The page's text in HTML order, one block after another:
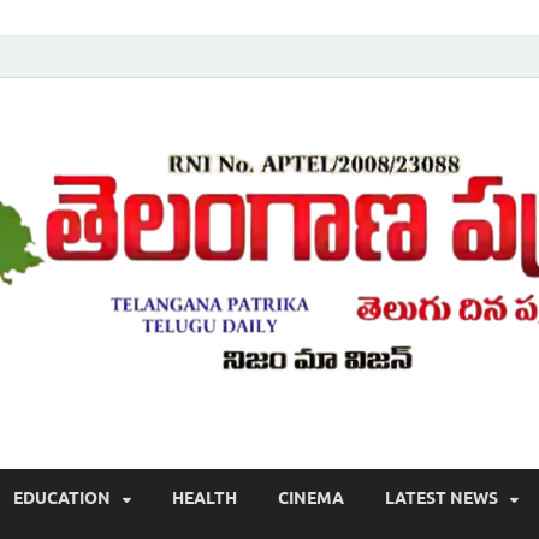
, తాజా వార్తలు , తెలుగు వార్తలు , బ్రేకింగ్ న్యూస్ తెలుగులో , తెలంగాణ లో తాజా
EDUCATION HEALTH CINEMA LATEST NEWS